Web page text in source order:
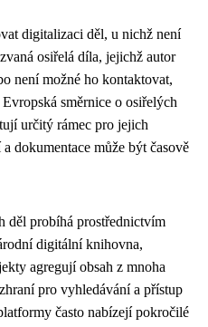
digitalizaci děl, u nichž není
osiřelá díla, jejichž autor
není možné ho kontaktovat,
směrnice o osiřelých
určitý rámec pro jejich
dokumentace může být časově
děl probíhá prostřednictvím
digitální knihovna,
agregují obsah z mnoha
pro vyhledávání a přístup
často nabízejí pokročilé